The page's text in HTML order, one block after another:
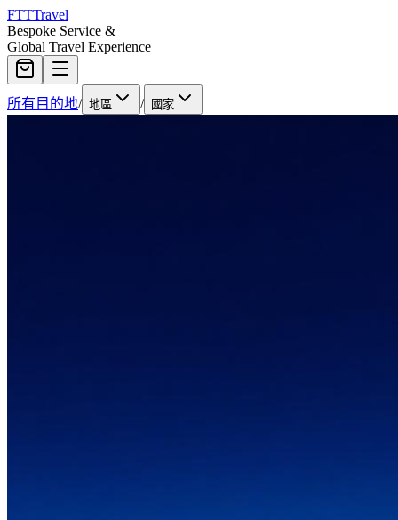
FTTTravel
Bespoke Service &
Global Travel Experience
所有目的地/ 地區 / 國家